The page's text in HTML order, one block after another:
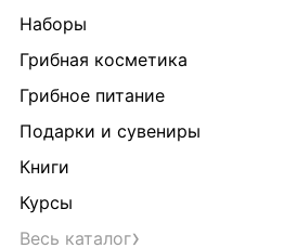
Наборы
Грибная косметика
Грибное питание
Подарки и сувениры
Книги
Курсы
Весь каталог›